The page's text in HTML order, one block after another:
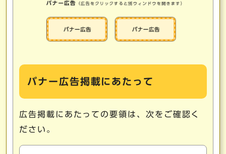
バナー広告掲載にあたって
広告掲載にあたっての要領は、次をご確認く
ださい。